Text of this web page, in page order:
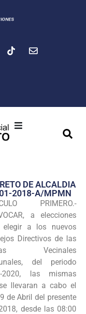
Transparencia
Programas
DE ALCALDIA
2018-A/MPMN
PRIMERO.-
a elecciones
elegir a los nuevos
Directivos de las
Vecinales
del periodo
2020, las mismas
llevaran a cabo el
de Abril del presente
desde las 08:00